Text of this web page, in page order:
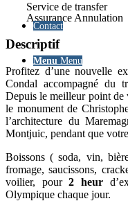
Contact
Menu Menu
Service de transfer
Assurance Annulation
Descriptif
Profitez d’une nouvelle
Condal accompagné du
Depuis le meilleur point de
le monument de
l’architecture du
Montjuic, pendant que
Boissons ( soda, vin,
fromage, saucissons,
voilier, pour2 heur
Olympique chaque jour.